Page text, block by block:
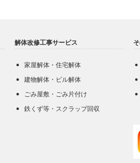
解体改修工事サービス
家屋解体・住宅解体
建物解体・ビル解体
ごみ屋敷・ごみ片付け
鉄くず等・スクラップ回収